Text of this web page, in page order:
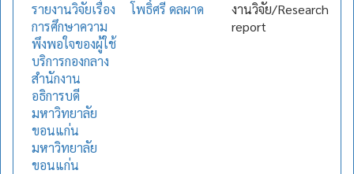
รายงานวิจัยเรื่อง
การศึกษาความ
พึงพอใจของผู้ใช้
บริการกองกลาง
สำนักงาน
อธิการบดี
มหาวิทยาลัย
ขอนแก่น
มหาวิทยาลัย
ขอนแก่น
โพธิ์ศรี ดลผาด
งานวิจัย/Research
report